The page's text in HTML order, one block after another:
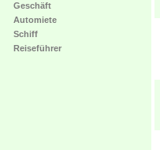
Geschäft
Automiete
Schiff
Reiseführer